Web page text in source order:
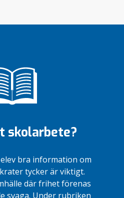
skolarbete?
bra information om
tycker är viktigt.
där frihet förenas
svaga. Under rubriken